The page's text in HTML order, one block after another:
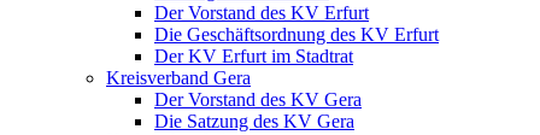
Der Vorstand des KV Erfurt
Die Geschäftsordnung des KV Erfurt
Der KV Erfurt im Stadtrat
Kreisverband Gera
Der Vorstand des KV Gera
Die Satzung des KV Gera